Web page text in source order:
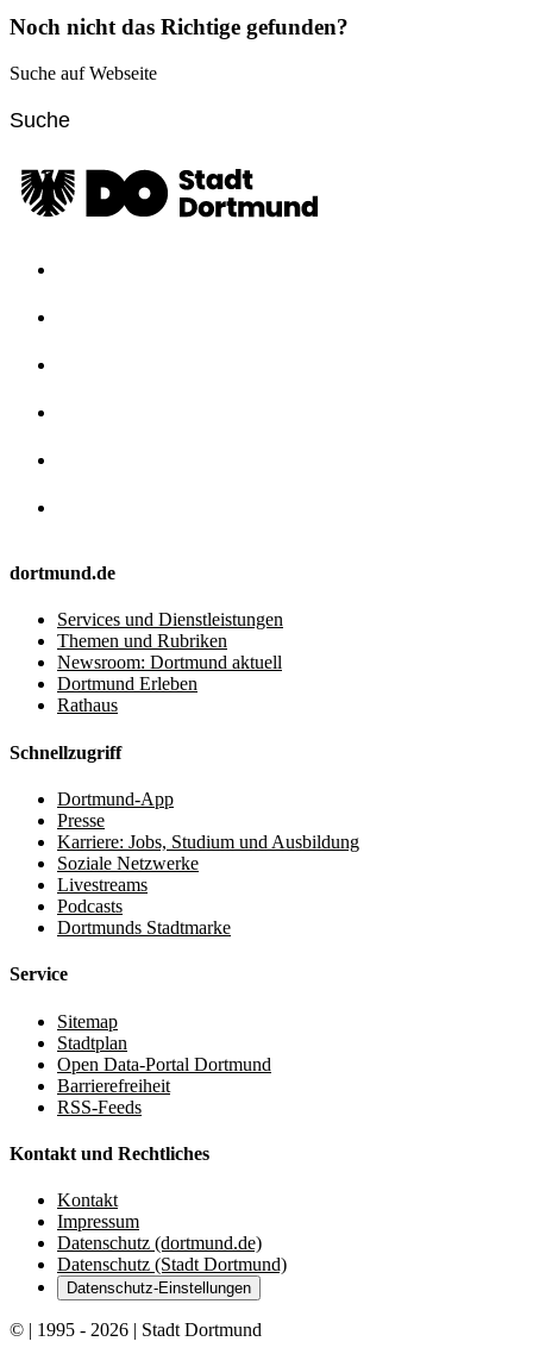
Noch nicht das Richtige gefunden?
Suche auf Webseite
dortmund.de
Services und Dienstleistungen
Themen und Rubriken
Newsroom: Dortmund aktuell
Dortmund Erleben
Rathaus
Schnellzugriff
Dortmund-App
Presse
Karriere: Jobs, Studium und Ausbildung
Soziale Netzwerke
Livestreams
Podcasts
Dortmunds Stadtmarke
Service
Sitemap
Stadtplan
Open Data-Portal Dortmund
Barrierefreiheit
RSS-Feeds
Kontakt und Rechtliches
Kontakt
Impressum
Datenschutz (dortmund.de)
Datenschutz (Stadt Dortmund)
Datenschutz-Einstellungen
© | 1995 - 2026 | Stadt Dortmund